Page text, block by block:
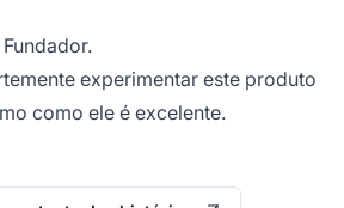
experimentar este produto
como ele é excelente.